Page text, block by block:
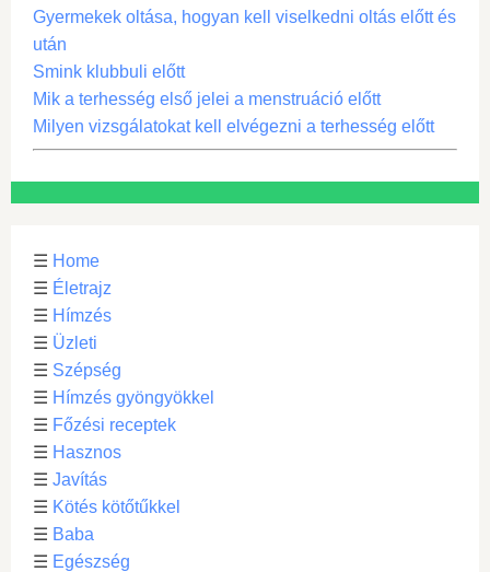
Gyermekek oltása, hogyan kell viselkedni oltás előtt és
után
Smink klubbuli előtt
Mik a terhesség első jelei a menstruáció előtt
Milyen vizsgálatokat kell elvégezni a terhesség előtt
☰ Home
☰ Életrajz
☰ Hímzés
☰ Üzleti
☰ Szépség
☰ Hímzés gyöngyökkel
☰ Főzési receptek
☰ Hasznos
☰ Javítás
☰ Kötés kötőtűkkel
☰ Baba
☰ Egészség